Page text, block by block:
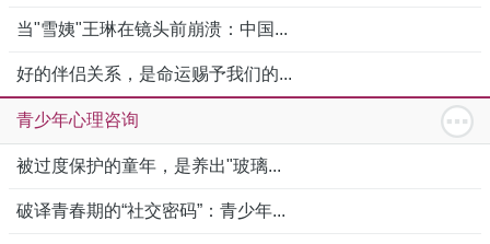
当"雪姨"王琳在镜头前崩溃：中国...
好的伴侣关系，是命运赐予我们的...
青少年心理咨询
被过度保护的童年，是养出"玻璃...
破译青春期的“社交密码”：青少年...